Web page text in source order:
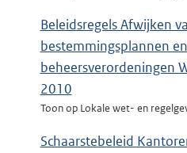
Beleidsregels Afwijken
bestemmingsplannen en
beheersverordeningen
2010
Toon op Lokale wet- en
Schaarstebeleid